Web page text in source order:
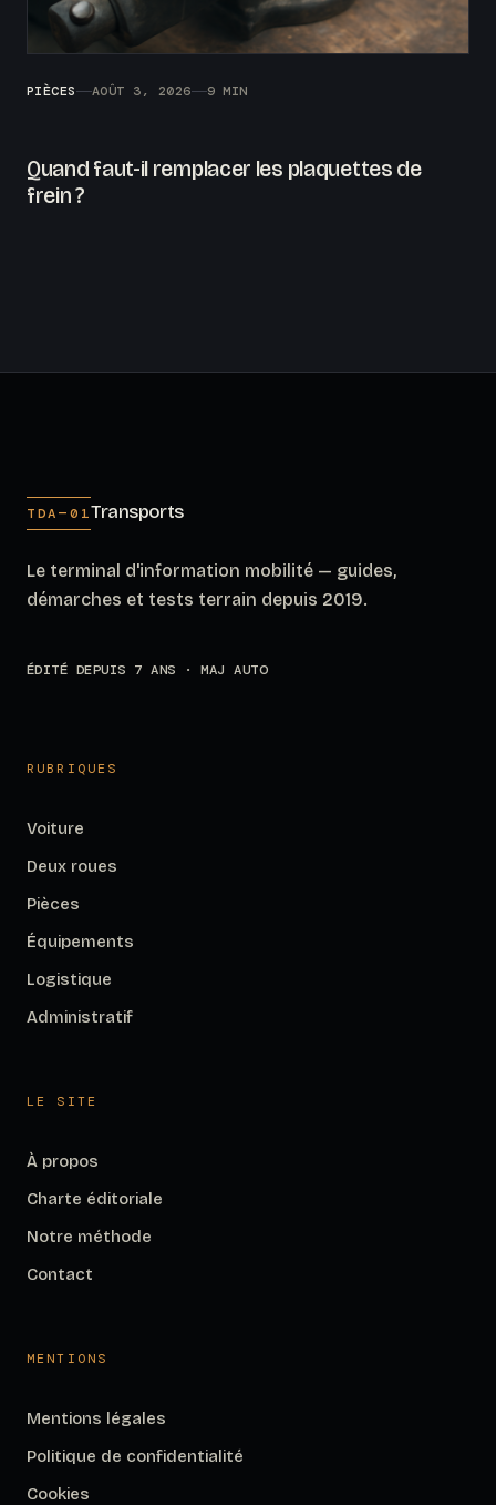
PIÈCES AOÛT 3, 2026 9 MIN
Quand faut-il remplacer les plaquettes de
frein ?
TDA—01Transports
Le terminal d'information mobilité — guides,
démarches et tests terrain depuis 2019.
ÉDITÉ DEPUIS 7 ANS · MAJ AUTO
RUBRIQUES
Voiture
Deux roues
Pièces
Équipements
Logistique
Administratif
LE SITE
À propos
Charte éditoriale
Notre méthode
Contact
MENTIONS
Mentions légales
Politique de confidentialité
Cookies